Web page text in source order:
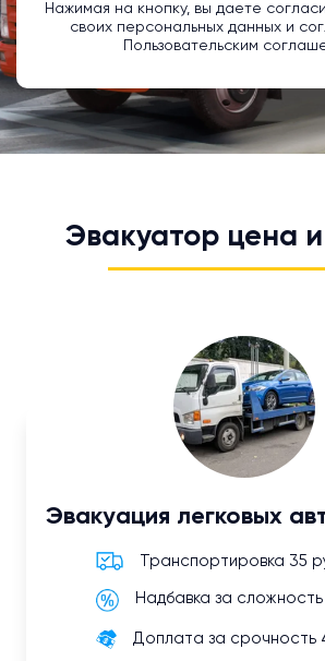
Нажимая на кнопку, вы даете
своих персональных данных и
Пользовательским
Эвакуатор цена и
Эвакуация легковых
Транспортировка 35
Надбавка за
Доплата за срочность